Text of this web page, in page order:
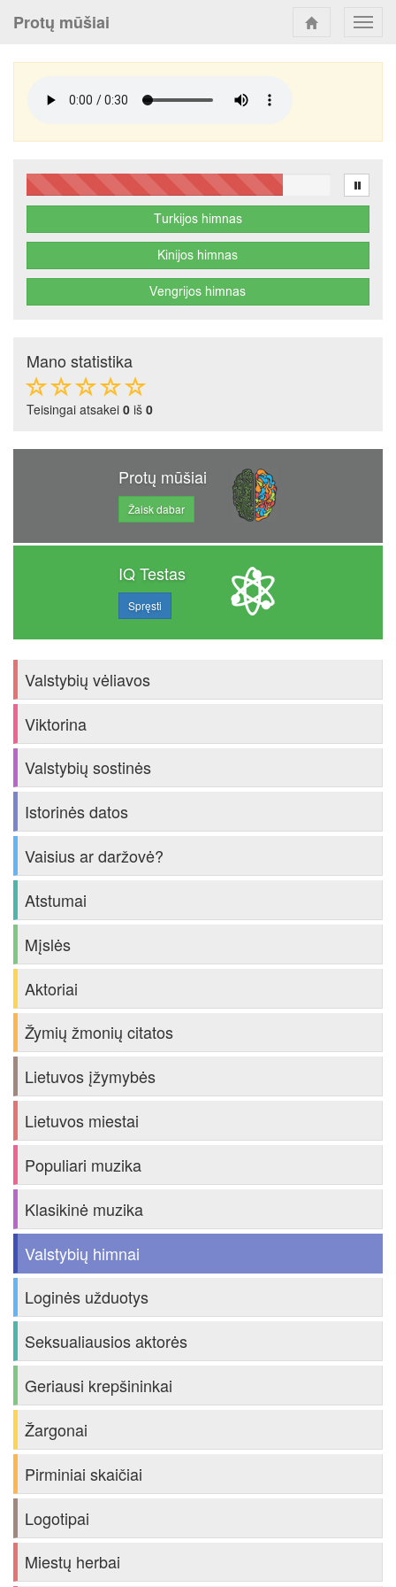
Protų mūšiai
Mano statistika
Teisingai atsakei 0 iš 0
Protų mūšiai
Žaisk dabar
IQ Testas
Spręsti
Valstybių vėliavos
Viktorina
Valstybių sostinės
Istorinės datos
Vaisius ar daržovė?
Atstumai
Mįslės
Aktoriai
Žymių žmonių citatos
Lietuvos įžymybės
Lietuvos miestai
Populiari muzika
Klasikinė muzika
Valstybių himnai
Loginės užduotys
Seksualiausios aktorės
Geriausi krepšininkai
Žargonai
Pirminiai skaičiai
Logotipai
Miestų herbai